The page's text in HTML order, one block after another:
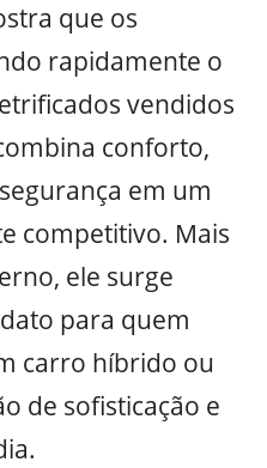
que os
rapidamente o
vendidos
conforto,
em um
competitivo. Mais
ele surge
para quem
carro híbrido ou
de sofisticação e